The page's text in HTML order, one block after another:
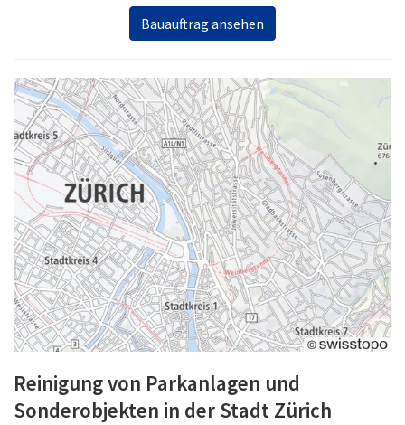
Bauauftrag ansehen
Reinigung von Parkanlagen und
Sonderobjekten in der Stadt Zürich